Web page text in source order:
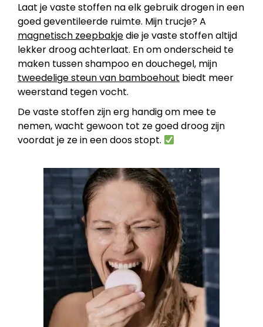
Laat je vaste stoffen na elk gebruik drogen in een
goed geventileerde ruimte. Mijn trucje? A
magnetisch zeepbakjedie je vaste stoffen altijd
lekker droog achterlaat. En om onderscheid te
maken tussen shampoo en douchegel, mijn
tweedelige steun van bamboehout biedt meer
weerstand tegen vocht.
De vaste stoffen zijn erg handig om mee te
nemen, wacht gewoon tot ze goed droog zijn
voordat je ze in een doos stopt.